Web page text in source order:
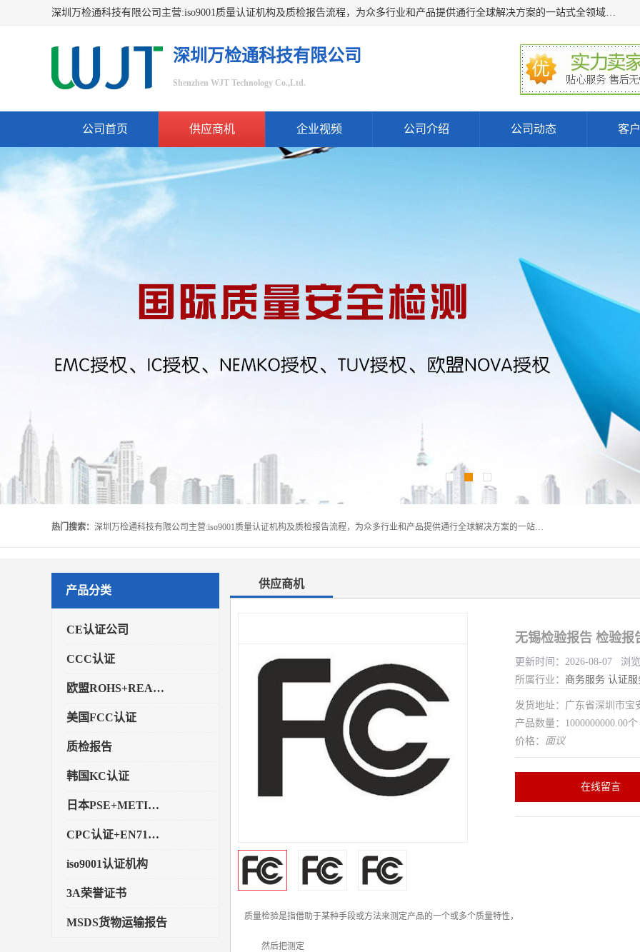
深圳万检通科技有限公司主营:iso9001质量认证机构及质检报告流程，为众多行业和产品提供通行全球解决方案的一站式全领域公共检测、鉴定、验货、srrc认证,质量检测认证及CE认证公司，帮助企业应对全球各种技术贸易壁垒，提升企业竞争优势，满足其对品质的高标准要求。
深圳万检通科技有限公司
Shenzhen WJT Technology Co.,Ltd.
公司首页 供应商机 企业视频 公司介绍 公司动态 客
热门搜索： 深圳万检通科技有限公司主营:iso9001质量认证机构及质检报告流程，为众多行业和产品提供通行全球解决方案的一站式全领域公共检测、鉴定、验货、srrc认证,质量检测认证及CE认证公司，帮助企业应对全球各种技术贸易壁垒，提升企业竞争优势，满足其对品质的高标准要求。
产品分类
CE认证公司
CCC认证
欧盟ROHS+REACH认证
美国FCC认证
质检报告
韩国KC认证
日本PSE+METI备案
CPC认证+EN71玩具认证
iso9001认证机构
3A荣誉证书
MSDS货物运输报告
供应商机
无锡检验报告 检验报
更新时间：2026-08-07 浏
所属行业： 商务服务 认证服
发货地址：广东省深圳市宝
产品数量：1000000000.00个
价格： 面议
在线留言
质量检验是指借助于某种手段或方法来测定产品的一个或多个质量特性，
然后把测定